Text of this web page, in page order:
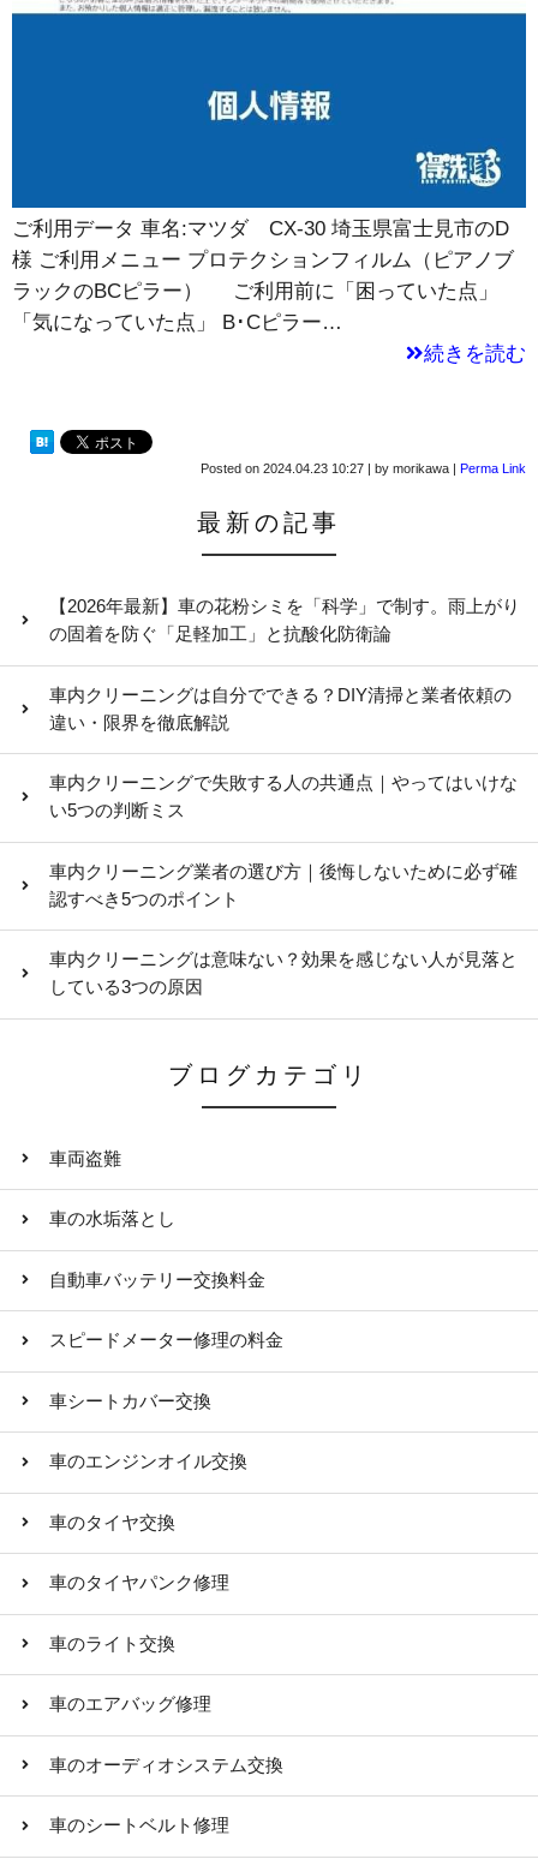
ご利用データ 車名:マツダ CX-30 埼玉県富士見市のD
様 ご利用メニュー プロテクションフィルム（ピアノブ
ラックのBCピラー） ご利用前に「困っていた点」
「気になっていた点」 B･Cピラー…
続きを読む
Posted on 2024.04.23 10:27 by morikawa Perma Link
最新の記事
【2026年最新】車の花粉シミを「科学」で制す。雨上がり
の固着を防ぐ「足軽加工」と抗酸化防衛論
車内クリーニングは自分でできる？DIY清掃と業者依頼の
違い・限界を徹底解説
車内クリーニングで失敗する人の共通点｜やってはいけな
い5つの判断ミス
車内クリーニング業者の選び方｜後悔しないために必ず確
認すべき5つのポイント
車内クリーニングは意味ない？効果を感じない人が見落と
している3つの原因
ブログカテゴリ
車両盗難
車の水垢落とし
自動車バッテリー交換料金
スピードメーター修理の料金
車シートカバー交換
車のエンジンオイル交換
車のタイヤ交換
車のタイヤパンク修理
車のライト交換
車のエアバッグ修理
車のオーディオシステム交換
車のシートベルト修理